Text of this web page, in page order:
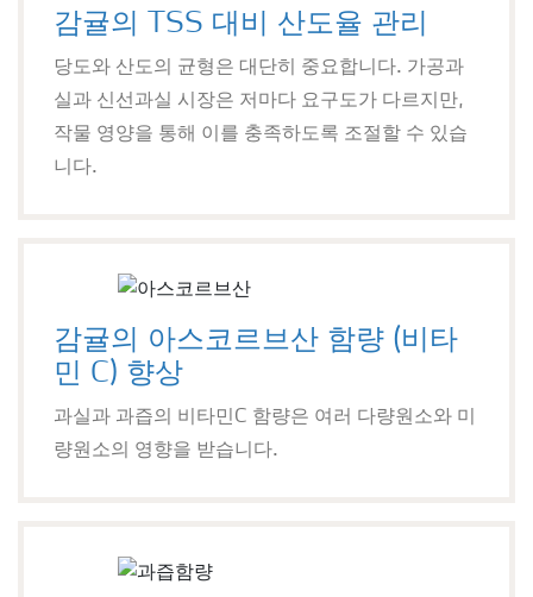
감귤의 TSS 대비 산도율 관리
당도와 산도의 균형은 대단히 중요합니다. 가공과
실과 신선과실 시장은 저마다 요구도가 다르지만,
작물 영양을 통해 이를 충족하도록 조절할 수 있습
니다.
감귤의 아스코르브산 함량 (비타
민 C) 향상
과실과 과즙의 비타민C 함량은 여러 다량원소와 미
량원소의 영향을 받습니다.